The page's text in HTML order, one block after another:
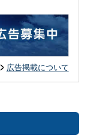
広告掲載について